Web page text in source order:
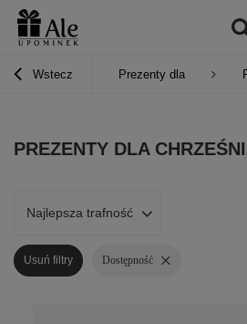
Wstecz Prezenty dla
PREZENTY DLA
Najlepsza trafność
Usuń filtry Dostępność